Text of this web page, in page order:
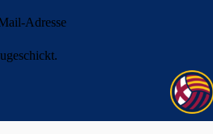
Adresse